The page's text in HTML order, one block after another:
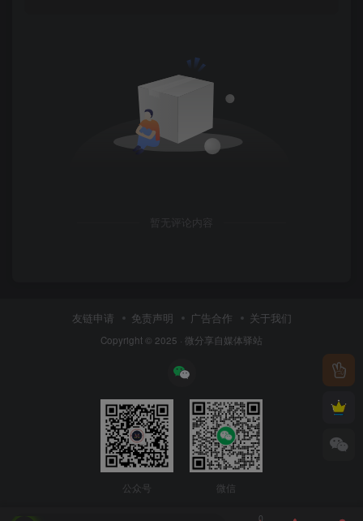
暂无评论内容
友链申请 免责声明 广告合作 关于我们
Copyright © 2025 · 微分享自媒体驿站
公众号 微信
0